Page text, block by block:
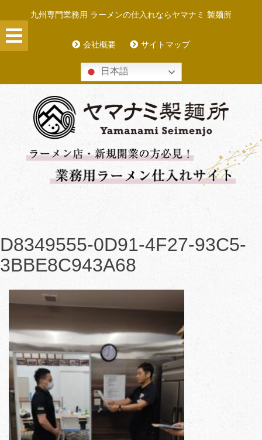
to
content
九州専門業務用 ラーメンの仕入れならヤマナミ 製麺所
会社概要 サイトマップ
日本語
D8349555-0D91-4F27-93C5-
3BBE8C943A68